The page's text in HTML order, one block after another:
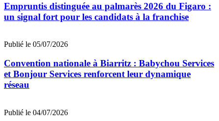
Empruntis distinguée au palmarès 2026 du Figaro :
un signal fort pour les candidats à la franchise
Publié le 05/07/2026
Convention nationale à Biarritz : Babychou Services
et Bonjour Services renforcent leur dynamique
réseau
Publié le 04/07/2026